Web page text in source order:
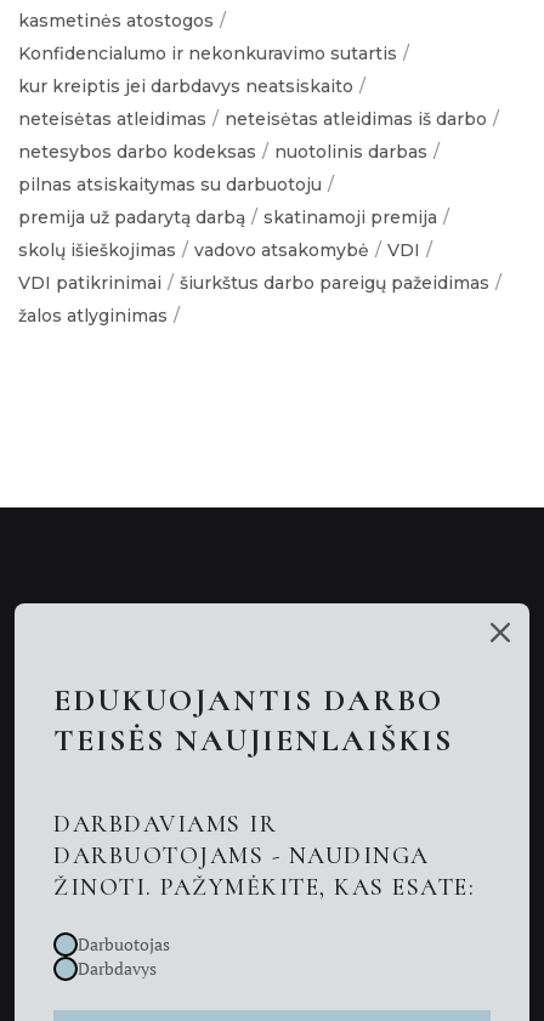
kasmetinės atostogos
Konfidencialumo ir nekonkuravimo sutartis
kur kreiptis jei darbdavys neatsiskaito
neteisėtas atleidimas
neteisėtas atleidimas iš darbo
netesybos darbo kodeksas
nuotolinis darbas
pilnas atsiskaitymas su darbuotoju
premija už padarytą darbą
skatinamoji premija
skolų išieškojimas
vadovo atsakomybė
VDI
VDI patikrinimai
šiurkštus darbo pareigų pažeidimas
žalos atlyginimas
Nuotolinės konsultacijos
Advokatas Kaune
Naujienos
EDUKUOJANTIS DARBO
TEISĖS NAUJIENLAIŠKIS
DARBDAVIAMS IR
DARBUOTOJAMS - NAUDINGA
ŽINOTI. PAŽYMĖKITE, KAS ESATE:
Darbuotojas
Darbdavys